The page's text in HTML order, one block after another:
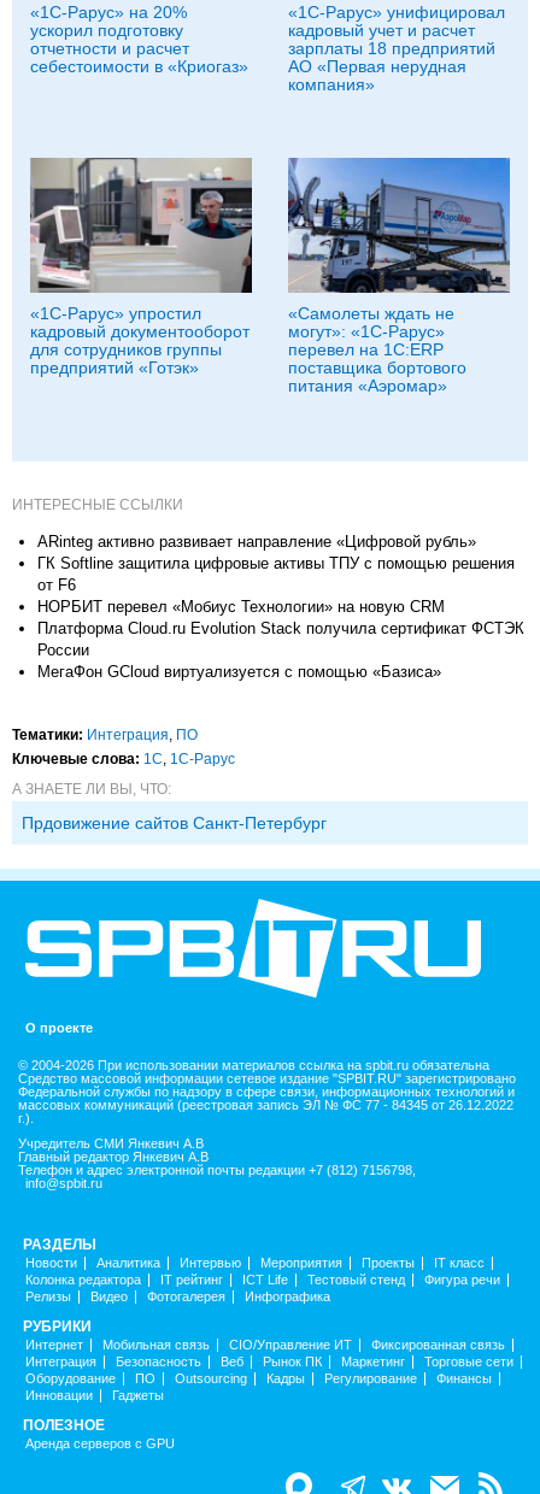
«1С-Рарус» на 20%
ускорил подготовку
отчетности и расчет
себестоимости в «Криогаз»
«1С-Рарус» унифицировал
кадровый учет и расчет
зарплаты 18 предприятий
АО «Первая нерудная
компания»
«1С‑Рарус» упростил
кадровый документооборот
для сотрудников группы
предприятий «Готэк»
«Самолеты ждать не
могут»: «1С-Рарус»
перевел на 1C:ERP
поставщика бортового
питания «Аэромар»
ИНТЕРЕСНЫЕ ССЫЛКИ
ARinteg активно развивает направление «Цифровой рубль»
ГК Softline защитила цифровые активы ТПУ с помощью решения
от F6
НОРБИТ перевел «Мобиус Технологии» на новую CRM
Платформа Cloud.ru Evolution Stack получила сертификат ФСТЭК
России
МегаФон GCloud виртуализуется с помощью «Базиса»
Тематики: Интеграция, ПО
Ключевые слова: 1С, 1С-Рарус
А ЗНАЕТЕ ЛИ ВЫ, ЧТО:
Прдовижение сайтов Санкт-Петербург
О проекте
© 2004-2026 При использовании материалов ссылка на spbit.ru обязательна
Средство массовой информации сетевое издание "SPBIT.RU" зарегистрировано
Федеральной службы по надзору в сфере связи, информационных технологий и
массовых коммуникаций (реестровая запись ЭЛ № ФС 77 - 84345 от 26.12.2022
г.).
Учредитель СМИ Янкевич А.В
Главный редактор Янкевич А.В
Телефон и адрес электронной почты редакции +7 (812) 7156798,
info@spbit.ru
РАЗДЕЛЫ
Новости Аналитика Интервью Мероприятия Проекты
IT класс
Колонка редактора
IT рейтинг ICT Life Тестовый стенд
Фигура речи
Релизы
Видео Фотогалерея Инфографика
РУБРИКИ
Интернет Мобильная связь CIO/Управление ИТ
Фиксированная связь
Интеграция
Безопасность Веб Рынок ПК Маркетинг
Торговые сети
Оборудование
ПО Outsourcing Кадры Регулирование
Финансы
Инновации
Гаджеты
ПОЛЕЗНОЕ
Аренда серверов с GPU